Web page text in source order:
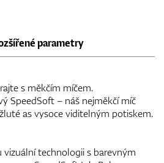
parametry
s měkčím míčem.
SpeedSoft – náš nejměkčí míč
as vysoce viditelným potiskem.
technologii s barevným